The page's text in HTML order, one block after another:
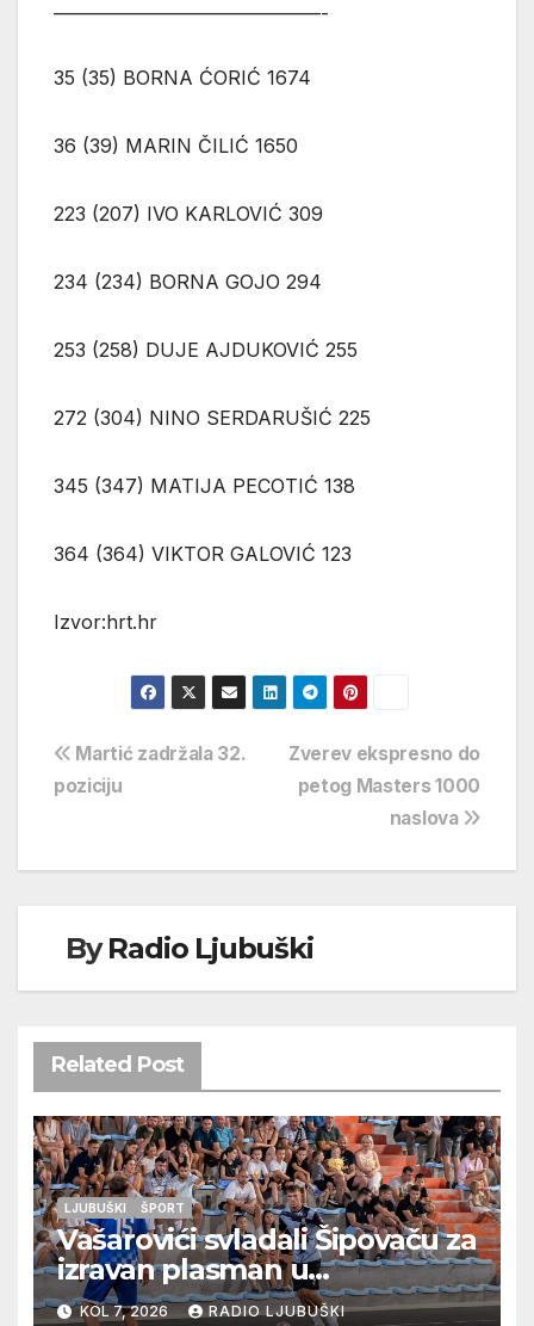
——————————————-
35 (35) BORNA ĆORIĆ 1674
36 (39) MARIN ČILIĆ 1650
223 (207) IVO KARLOVIĆ 309
234 (234) BORNA GOJO 294
253 (258) DUJE AJDUKOVIĆ 255
272 (304) NINO SERDARUŠIĆ 225
345 (347) MATIJA PECOTIĆ 138
364 (364) VIKTOR GALOVIĆ 123
Izvor:hrt.hr
Navigacija
objava
Zverev ekspresno do
petog Masters 1000
naslova
Martić zadržala 32.
poziciju
ByRadio Ljubuški
Related Post
LJUBUŠKI ŠPORT
Vašarovići svladali Šipovaču za
izravan plasman u
četvrtfinale, Grab izborio
KOL 7, 2026 RADIO LJUBUŠKI